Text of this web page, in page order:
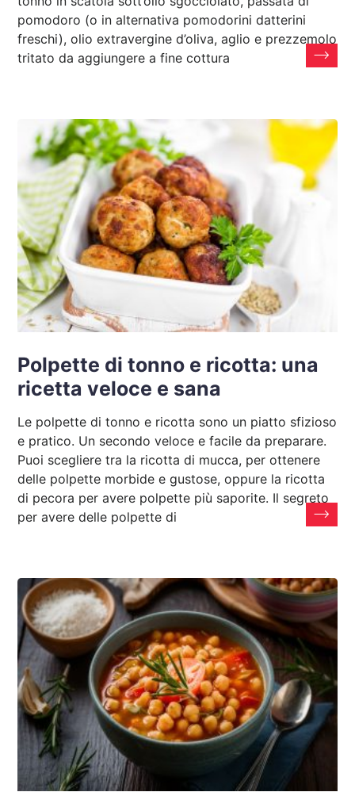
pomodoro (o in alternativa pomodorini datterini
freschi), olio extravergine d’oliva, aglio e prezzemolo
tritato da aggiungere a fine cottura
Polpette di tonno e ricotta: una
ricetta veloce e sana
Le polpette di tonno e ricotta sono un piatto sfizioso
e pratico. Un secondo veloce e facile da preparare.
Puoi scegliere tra la ricotta di mucca, per ottenere
delle polpette morbide e gustose, oppure la ricotta
di pecora per avere polpette più saporite. Il segreto
per avere delle polpette di